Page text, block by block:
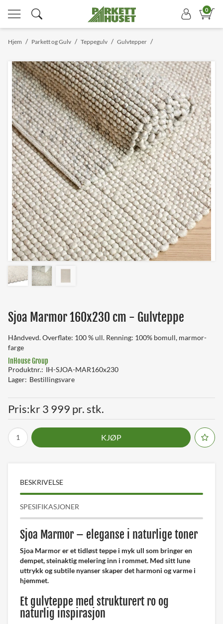
0
/
Hjem /
Parkett og Gulv /
Teppegulv /
Gulvtepper
Sjoa Marmor 160x230 cm - Gulvteppe
Håndvevd. Overflate: 100 % ull. Renning: 100% bomull, marmor-
farge
InHouse Group
Produktnr. IH-SJOA-MAR160x230
Lager Bestillingsvare
Pris kr 3 999 pr. stk.
KJØP
BESKRIVELSE
SPESIFIKASJONER
Sjoa Marmor – eleganse i naturlige toner
Sjoa Marmor er et tidløst teppe i myk ull som bringer en
dempet, steinaktig melering inn i rommet. Med sitt lune
uttrykk og subtile nyanser skaper det harmoni og varme i
hjemmet.
Et gulvteppe med strukturert ro og
naturlig inspirasjon